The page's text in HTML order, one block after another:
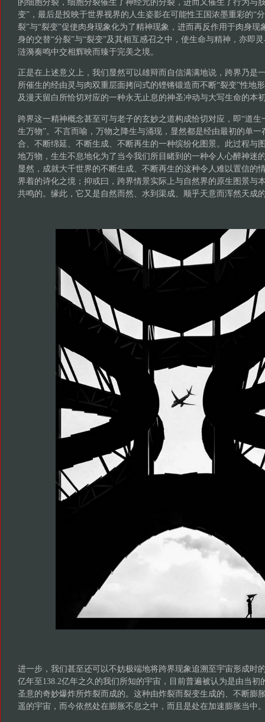
的细胞分裂，细胞分裂催生了神经元的分裂，进而又催生了行为与
变”，最后是投映于世界视界的人生姿影在可能性王国浓墨重彩的“
裂”与“裂变”促使肉身现象化为了精神现象，进而再反作用于肉身现
身的交替“分裂”与“裂变”及其相互感召之中，使生命与精神，亦即
涟漪奏鸣中交相辉映而臻于完美之境。
正是在上述意义上，我们显然可以雄辩而自信满满地说，跨界乃是
所催生的经由灵与肉双重层面拷问式的铿锵锻造而不断“裂变”性地
及漫天留白所恰切对应的一种永无止息的神圣冲动与大写生命的本
跨界这一精神概念甚至可与老子的玄妙之道构成恰切对应，即“道
生万物”。不言而喻，万物之降生与涌现，显然都是经由最初的单
合、不断绵延、不断生成、不断再生的一种缤纷化图景。此过程与
地万物，生生不息地化为了当今我们所目睹到的一种令人心醉神迷
显然，成就大千世界的不断生成、不断再生的这种令人难以置信的
界着的诗化之境；抑或曰，跨界情景实际上与自然界的原生图景与
共鸣的。缘此，它又是自然而然、水到渠成、顺乎天意而浑然天成
进一步，我们甚至还可以不妨极端地将跨界现象追溯至宇宙形成时
亿年至138.2亿年之久的我们所知的宇宙，目前普遍被认为是由当初
圣意的奇妙爆炸所炸裂而成的。这种由炸裂而裂变生成的、不断膨
遥的宇宙，而今依然处在膨胀不息之中，而且是处在加速膨胀当中